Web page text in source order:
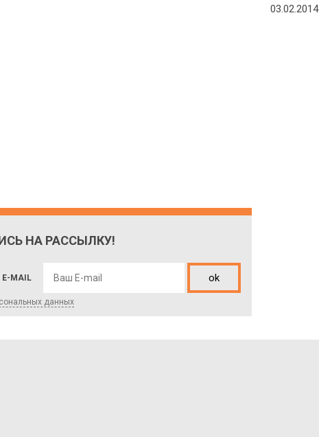
03.02.2014
НА РАССЫЛКУ!
E-MAIL ok
данных